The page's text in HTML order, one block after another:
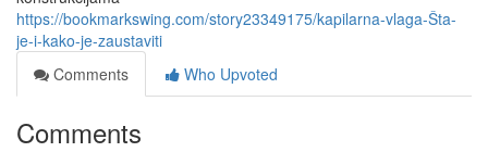
https://bookmarkswing.com/story23349175/kapilarna-vlaga-Šta-
je-i-kako-je-zaustaviti
Comments
Who Upvoted
Comments